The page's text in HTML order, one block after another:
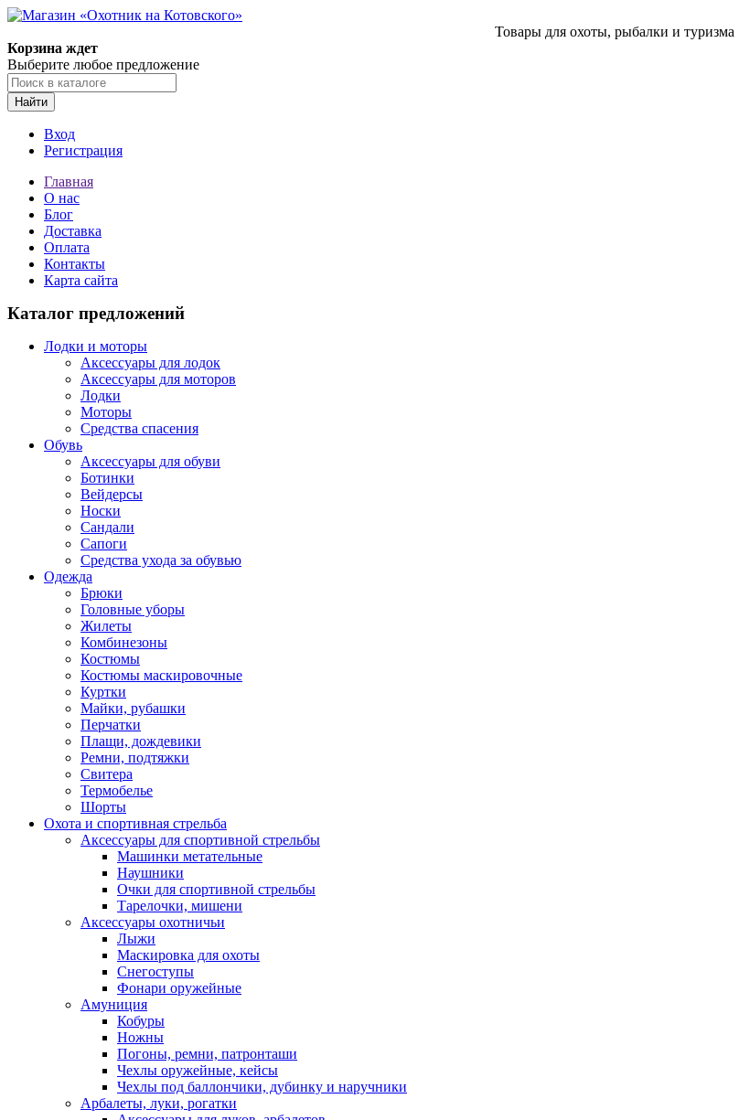
Товары для охоты, рыбалки и туризма
Корзина ждет
Выберите любое предложение
Найти
Вход
Регистрация
Главная
О нас
Блог
Доставка
Оплата
Контакты
Карта сайта
Каталог предложений
Лодки и моторы
Аксессуары для лодок
Аксессуары для моторов
Лодки
Моторы
Средства спасения
Обувь
Аксессуары для обуви
Ботинки
Вейдерсы
Носки
Сандали
Сапоги
Средства ухода за обувью
Одежда
Брюки
Головные уборы
Жилеты
Комбинезоны
Костюмы
Костюмы маскировочные
Куртки
Майки, рубашки
Перчатки
Плащи, дождевики
Ремни, подтяжки
Свитера
Термобелье
Шорты
Охота и спортивная стрельба
Аксессуары для спортивной стрельбы
Машинки метательные
Наушники
Очки для спортивной стрельбы
Тарелочки, мишени
Аксессуары охотничьи
Лыжи
Маскировка для охоты
Снегоступы
Фонари оружейные
Амуниция
Кобуры
Ножны
Погоны, ремни, патронташи
Чехлы оружейные, кейсы
Чехлы под баллончики, дубинку и наручники
Арбалеты, луки, рогатки